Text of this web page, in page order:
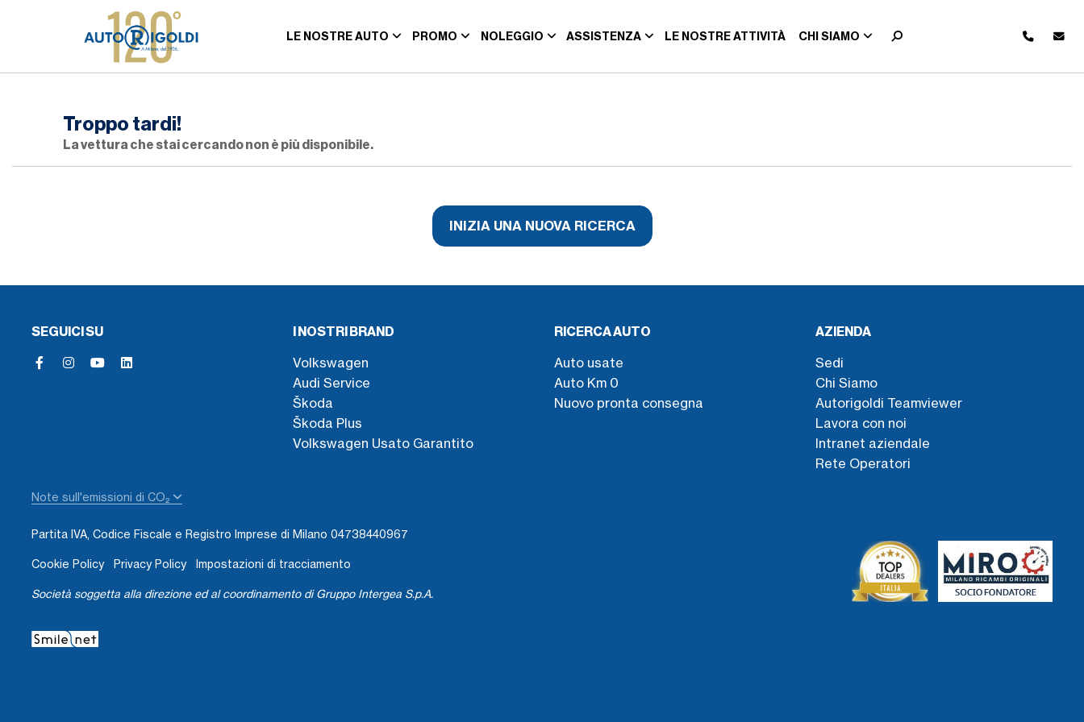
LE NOSTRE AUTO PROMO NOLEGGIO ASSISTENZA LE NOSTRE ATTIVITÀ CHI SIAMO
Troppo tardi!
La vettura che stai cercando non è più disponibile.
INIZIA UNA NUOVA RICERCA
SEGUICI SU I NOSTRI BRAND
Volkswagen
Audi Service
Škoda
Škoda Plus
Volkswagen Usato Garantito
RICERCA AUTO
Auto usate
Auto Km 0
Nuovo pronta consegna
AZIENDA
Sedi
Chi Siamo
Autorigoldi Teamviewer
Lavora con noi
Intranet aziendale
Rete Operatori
Note sull'emissioni di CO₂
Partita IVA, Codice Fiscale e Registro Imprese di Milano 04738440967
Cookie Policy Privacy Policy Impostazioni di tracciamento
Società soggetta alla direzione ed al coordinamento di Gruppo Intergea S.p.A.